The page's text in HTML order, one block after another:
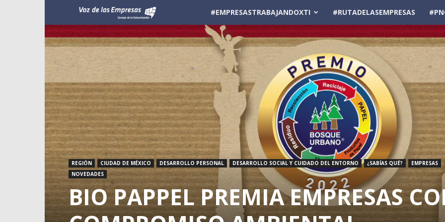
de
las
Empresas
#EMPRESASTRABAJANDOXTI #RUTADELASEMPRESAS
REGIÓN CIUDAD DE MÉXICO DESARROLLO PERSONAL DESARROLLO SOCIAL Y CUIDADO DEL ENTORNO ¿SABÍAS QUÉ?
EMPRESAS
NOVEDADES
BIO PAPPEL PREMIA EMPRESAS